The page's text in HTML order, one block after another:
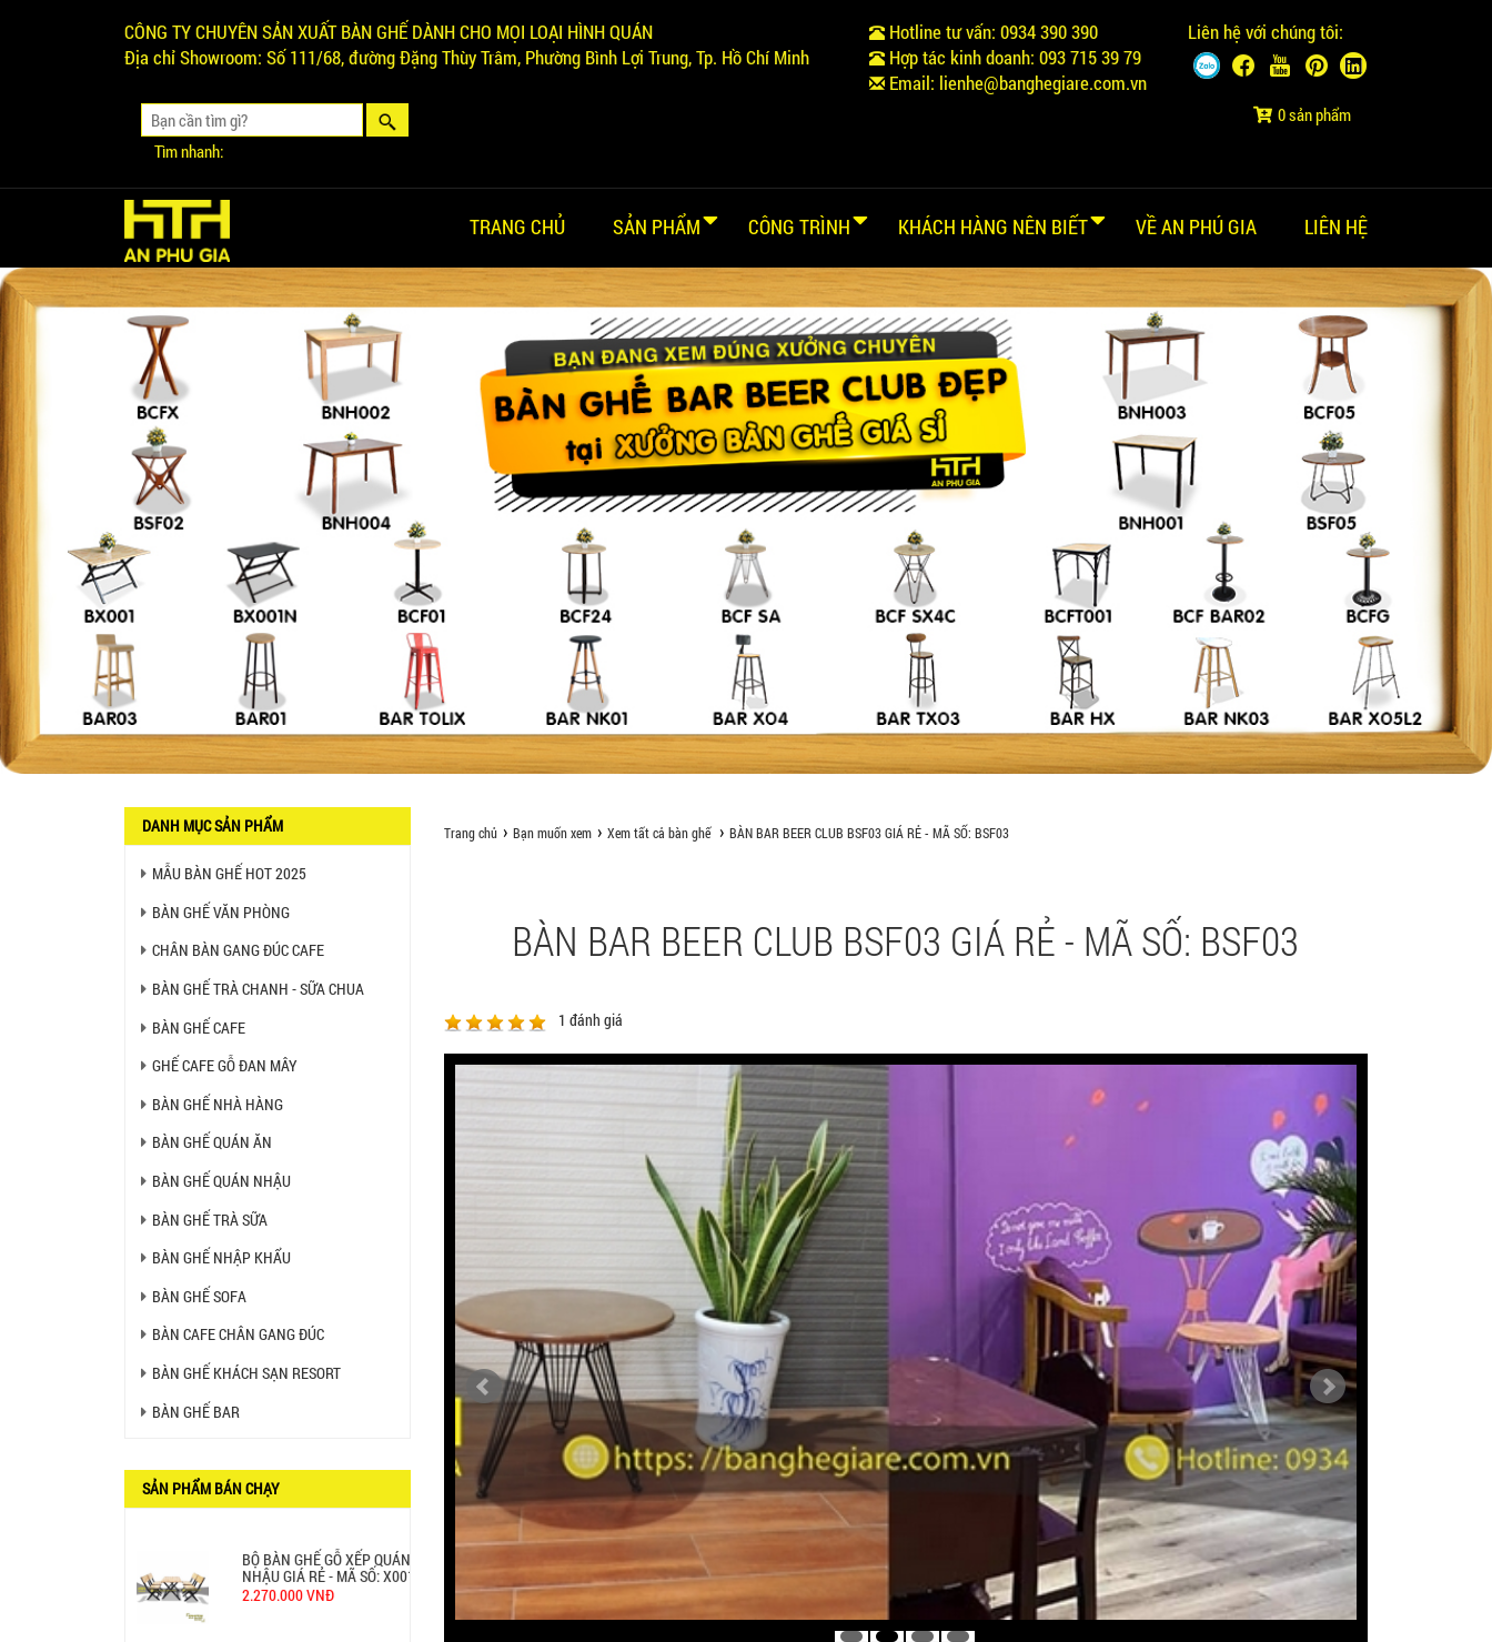
CÔNG TY CHUYÊN SẢN XUẤT BÀN GHẾ DÀNH CHO MỌI LOẠI HÌNH QUÁN
Địa chỉ Showroom: Số 111/68, đường Đặng Thùy Trâm, Phường Bình Lợi Trung, Tp. Hồ Chí Minh
Hotline tư vấn: 0934 390 390
Hợp tác kinh doanh: 093 715 39 79
Email: lienhe@banghegiare.com.vn
Liên hệ với chúng tôi:
Tìm nhanh:
0 sản phẩm
TRANG CHỦ SẢN PHẨM CÔNG TRÌNH KHÁCH HÀNG NÊN BIẾT VỀ AN PHÚ GIA LIÊN HỆ
Trang chủ Bạn muốn xem Xem tất cả bàn ghế BÀN BAR BEER CLUB BSF03 GIÁ RẺ - MÃ SỐ: BSF03
BÀN BAR BEER CLUB BSF03 GIÁ RẺ - MÃ SỐ: BSF03
1 đánh giá
DANH MỤC SẢN PHẨM
MẪU BÀN GHẾ HOT 2025
BÀN GHẾ VĂN PHÒNG
CHÂN BÀN GANG ĐÚC CAFE
BÀN GHẾ TRÀ CHANH - SỮA CHUA
BÀN GHẾ CAFE
GHẾ CAFE GỖ ĐAN MÂY
BÀN GHẾ NHÀ HÀNG
BÀN GHẾ QUÁN ĂN
BÀN GHẾ QUÁN NHẬU
BÀN GHẾ TRÀ SỮA
BÀN GHẾ NHẬP KHẨU
BÀN GHẾ SOFA
BÀN CAFE CHÂN GANG ĐÚC
BÀN GHẾ KHÁCH SẠN RESORT
BÀN GHẾ BAR
SẢN PHẨM BÁN CHẠY
Ghế Ăn nhập khẩu ELLA - Mã
SP: GNK05
BÀN BAR BEER CLUB BCF
SX GIÁ RẺ - MÃ SỐ: BCF SX
GHẾ EAMES - GHẾ NHỰA
CAFE CHÂN GỖ GIÁ RẺ - MÃ
550.000 VNĐ
GHẾ XẾP GẤP GIÁ RẺ - MÃ
SỐ: X001
380.000 VNĐ
BÀN CAFE BCF01 GIÁ RẺ -
MÃ SỐ: BCF01
650.000 VNĐ
BỘ BÀN GHẾ GỖ XẾP QUÁN
2.270.000 VNĐ
Ghế Nhựa Nhập Khẩu - Mã
450.000 VNĐ
SP: GNK05
SX GIÁ RẺ - MÃ SỐ: BCF SX
GHẾ EAMES - GHẾ NHỰA
CAFE CHÂN GỖ GIÁ RẺ - MÃ
SỐ: M002
550.000 VNĐ
SỐ: X001
BÀN CAFE BCF01 GIÁ RẺ -
MÃ SỐ: BCF01
BỘ BÀN GHẾ GỖ XẾP QUÁN
NHẬU GIÁ RẺ - MÃ SỐ: X001
2.270.000 VNĐ
Ghế Nhựa Nhập Khẩu - Mã
SP: N46
450.000 VNĐ